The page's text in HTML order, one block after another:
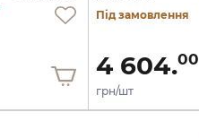
Під замовлення
4 604.00
грн/шт